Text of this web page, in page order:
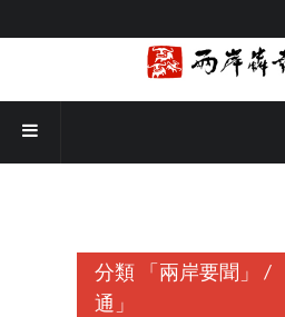
分類 「兩岸要聞」 /
通」